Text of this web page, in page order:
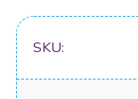
SKU